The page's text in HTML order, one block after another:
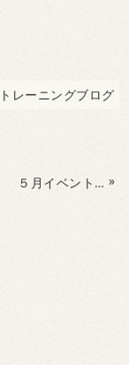
レーニングブログ
５月イベント始まります！ »